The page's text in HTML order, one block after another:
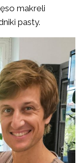
makreli
pasty.